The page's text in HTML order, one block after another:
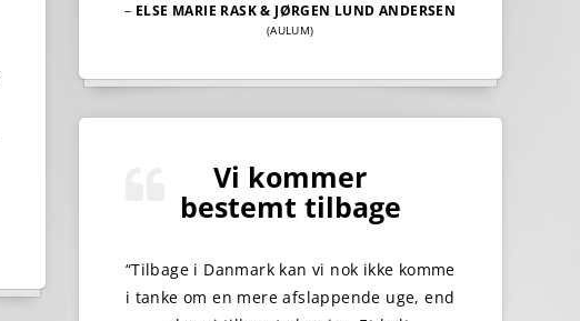
– ELSE MARIE RASK & JØRGEN LUND ANDERSEN
(AULUM)
Vi kommer
bestemt tilbage
“Tilbage i Danmark kan vi nok ikke komme
i tanke om en mere afslappende uge, end